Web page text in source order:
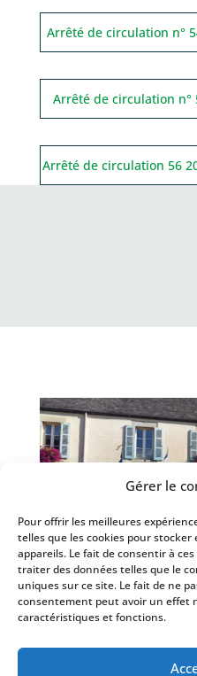
Gérer le
Pour offrir les meilleures
telles que les cookies pour
appareils. Le fait de consentir à
traiter des données telles que le
uniques sur ce site. Le fait de ne
consentement peut avoir un effet
caractéristiques et fonctions.
Arrêté de circulation n°
Arrêté de circulation n°
Arrêté de circulation 56